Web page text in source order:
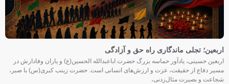
اربعین؛ تجلی ماندگاری راه حق و آزادگی
اربعین حسینی، یادآور حماسه بزرگ حضرت اباعبدالله الحسین(ع) و یاران وفادارش در
مسیر دفاع از حقیقت، عزت و ارزش‌های انسانی است. حضرت زینب کبری(س) با صبر،
شجاعت و بصیرت مثال‌زدنی،